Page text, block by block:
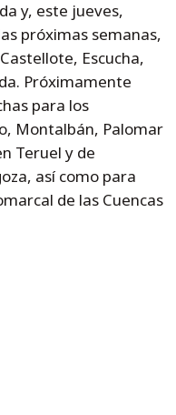
y, este jueves,
próximas semanas,
Escucha,
Próximamente
para los
Montalbán, Palomar
Teruel y de
así como para
de las Cuencas